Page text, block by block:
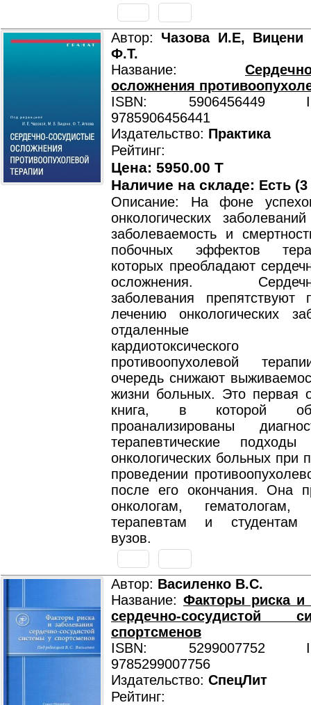
Автор: Чазова И.Е, Вицени
Ф.Т.
Название:
осложнения
ISBN: 5906456449
9785906456441
Издательство: Практика
Рейтинг:
Цена: 5950.00 T
Наличие на складе: Есть
Описание: На фоне
онкологических
заболеваемость и
побочных эффектов
которых преобладают
осложнения. Сердечно-
заболевания препятствуют
лечению онкологических
отдаленные
противоопухолевой
очередь снижают
жизни больных. Это первая
книга, в которой
проанализированы
терапевтические
онкологических больных при
проведении
после его окончания. Она
онкологам, гематологам,
терапевтам и студентам
вузов.
Автор: Василенко В.С.
Название: Факторы риска и
сердечно-сосудистой
спортсменов
ISBN: 5299007752
9785299007756
Издательство: СпецЛит
Рейтинг: